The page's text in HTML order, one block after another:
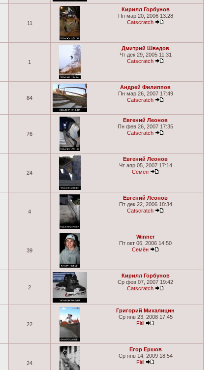
11
Кирилл Горбунов
Пн мар 20, 2006 13:28
Catscratch
1
Дмитрий Шведов
Чт дек 29, 2005 11:31
Catscratch
84
Андрей Филиппов
Пн мар 26, 2007 17:49
Catscratch
76
Евгений Леонов
Пн фев 26, 2007 17:35
Catscratch
24
Евгений Леонов
Чт апр 05, 2007 17:14
Семён
4
Евгений Леонов
Пт дек 22, 2006 18:34
Catscratch
39
Winner
Пт окт 06, 2006 14:50
Семён
2
Кирилл Горбунов
Ср фев 07, 2007 19:42
Catscratch
22
Григорий Михалицин
Ср янв 23, 2008 17:45
Fitil
24
Егор Ершов
Ср янв 14, 2009 18:54
Fitil